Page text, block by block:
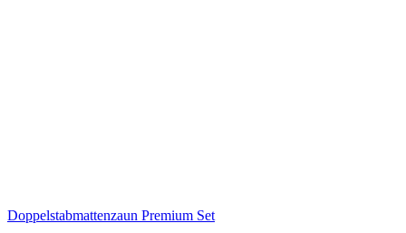
Doppelstabmattenzaun Premium Set